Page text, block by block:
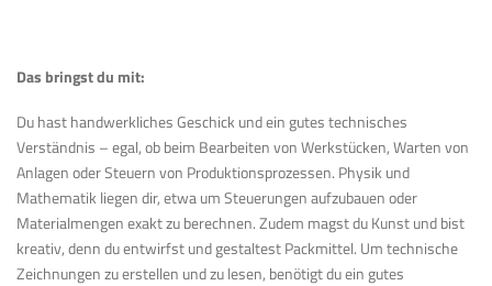
Das bringst du mit:
Du hast handwerkliches Geschick und ein gutes technisches
Verständnis – egal, ob beim Bearbeiten von Werkstücken, Warten von
Anlagen oder Steuern von Produktionsprozessen. Physik und
Mathematik liegen dir, etwa um Steuerungen aufzubauen oder
Materialmengen exakt zu berechnen. Zudem magst du Kunst und bist
kreativ, denn du entwirfst und gestaltest Packmittel. Um technische
Zeichnungen zu erstellen und zu lesen, benötigt du ein gutes